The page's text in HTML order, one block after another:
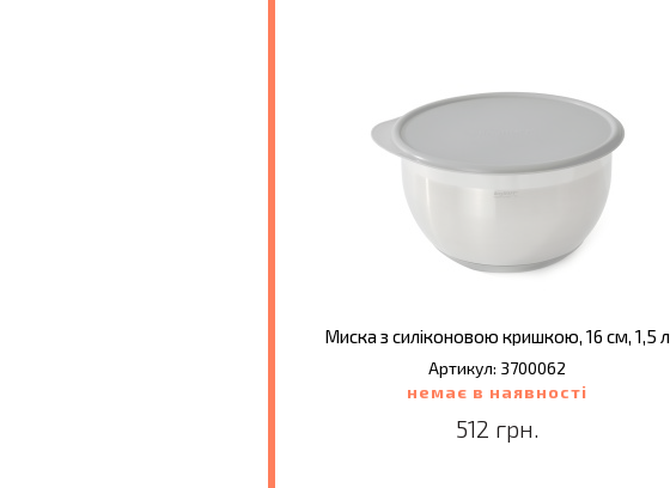
Миска з силіконовою кришкою, 16 см, 1,5 л
Артикул: 3700062
немає в наявності
512 грн.